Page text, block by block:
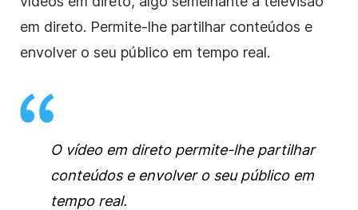
em direto. Permite-lhe partilhar conteúdos e
envolver o seu público em tempo real.
O vídeo em direto permite-lhe partilhar
conteúdos e envolver o seu público em
tempo real.